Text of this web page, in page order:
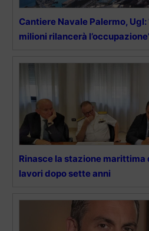
Cantiere Navale Palermo,
milioni rilancerà
Rinasce la stazione marittima
lavori dopo sette anni